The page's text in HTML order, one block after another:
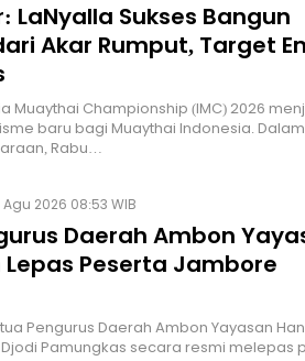
LaNyalla Sukses Bangun
Akar Rumput, Target
Muaythai Championship (IMC) 2026
baru bagi Muaythai Indonesia. Dalam
Rabu…
2026 08:53 WIB
Daerah Ambon
Lepas Peserta Jambore
Pengurus Daerah Ambon Yayasan
Djodi Pamungkas secara resmi melepas